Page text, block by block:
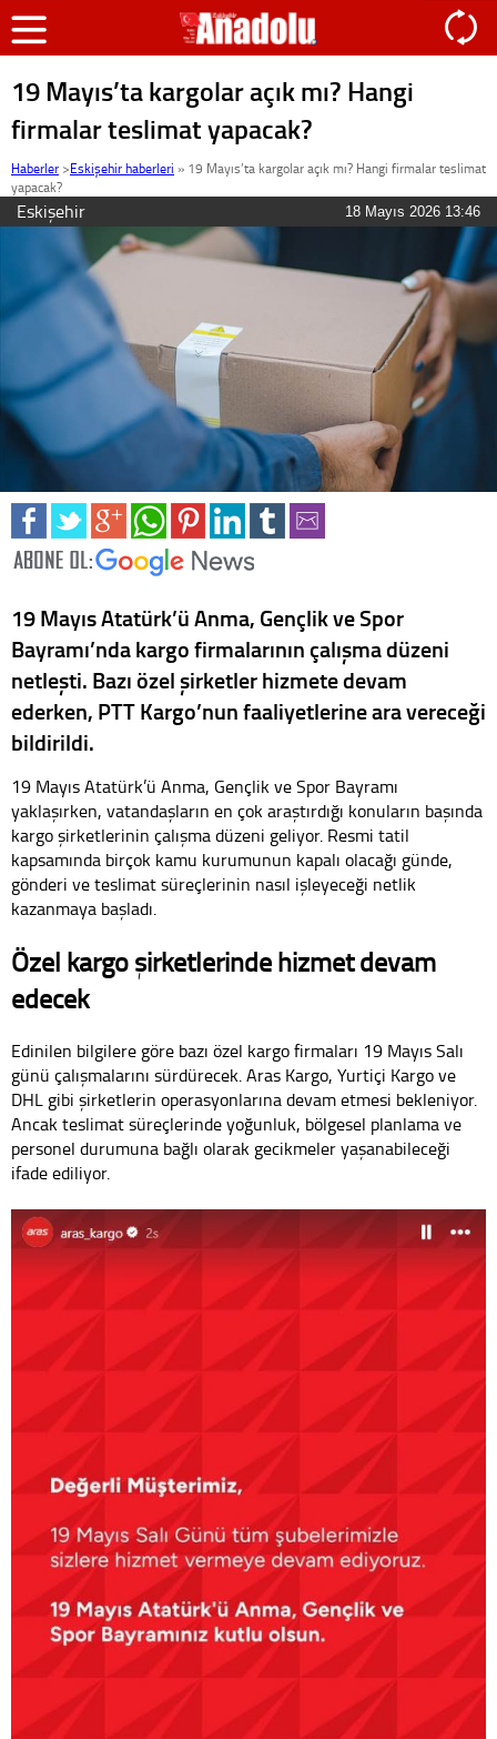
19 Mayıs’ta kargolar açık mı? Hangi
firmalar teslimat yapacak?
Haberler >Eskişehir haberleri » 19 Mayıs’ta kargolar açık mı? Hangi firmalar teslimat
yapacak?
Eskişehir 18 Mayıs 2026 13:46
19 Mayıs Atatürk’ü Anma, Gençlik ve Spor
Bayramı’nda kargo firmalarının çalışma düzeni
netleşti. Bazı özel şirketler hizmete devam
ederken, PTT Kargo’nun faaliyetlerine ara vereceği
bildirildi.
19 Mayıs Atatürk’ü Anma, Gençlik ve Spor Bayramı
yaklaşırken, vatandaşların en çok araştırdığı konuların başında
kargo şirketlerinin çalışma düzeni geliyor. Resmi tatil
kapsamında birçok kamu kurumunun kapalı olacağı günde,
gönderi ve teslimat süreçlerinin nasıl işleyeceği netlik
kazanmaya başladı.
Özel kargo şirketlerinde hizmet devam
edecek
Edinilen bilgilere göre bazı özel kargo firmaları 19 Mayıs Salı
günü çalışmalarını sürdürecek. Aras Kargo, Yurtiçi Kargo ve
DHL gibi şirketlerin operasyonlarına devam etmesi bekleniyor.
Ancak teslimat süreçlerinde yoğunluk, bölgesel planlama ve
personel durumuna bağlı olarak gecikmeler yaşanabileceği
ifade ediliyor.